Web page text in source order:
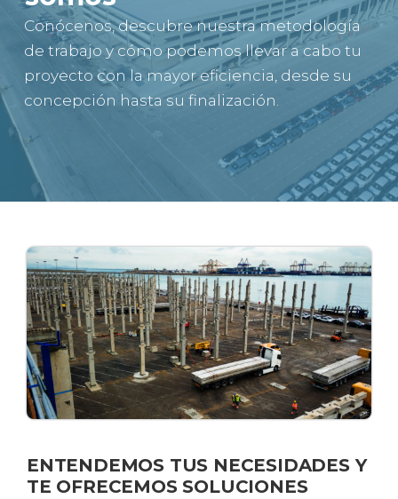
Conócenos, descubre nuestra metodología
de trabajo y cómo podemos llevar a cabo tu
proyecto con la mayor eficiencia, desde su
concepción hasta su finalización.
ENTENDEMOS TUS NECESIDADES Y
TE OFRECEMOS SOLUCIONES